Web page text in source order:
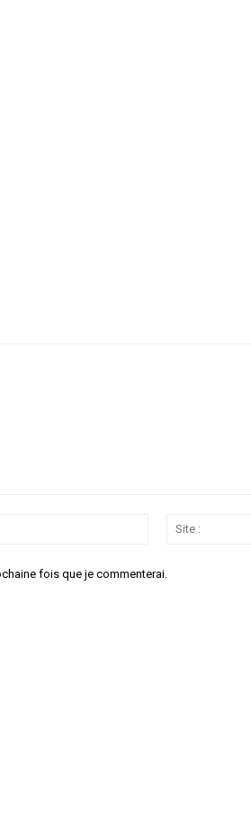
Email
fois que je commenterai.